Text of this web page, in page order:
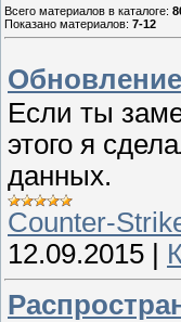
Всего материалов в каталоге:
Показано материалов: 7-12
Если ты
этого я
данных.
Counter-
12.09.2015 |